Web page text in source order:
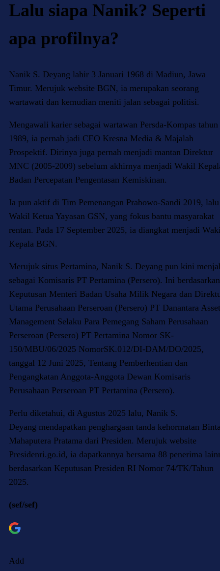
Lalu siapa Nanik? Seperti
apa profilnya?
Nanik S. Deyang lahir 3 Januari 1968 di Madiun, Jawa
Timur. Merujuk website BGN, ia merupakan seorang
wartawati dan kemudian meniti jalan sebagai politisi.
Mengawali karier sebagai wartawan Persda-Kompas tahun
1989, ia pernah jadi CEO Kresna Media & Majalah
Prospektif. Dirinya juga pernah menjadi mantan Direktur
MNC (2005-2009) sebelum akhirnya menjadi Wakil
Badan Percepatan Pengentasan Kemiskinan.
Ia pun aktif di Tim Pemenangan Prabowo-Sandi 2019, lalu
Wakil Ketua Yayasan GSN, yang fokus bantu masyarakat
rentan. Pada 17 September 2025, ia diangkat menjadi
Kepala BGN.
Merujuk situs Pertamina, Nanik S. Deyang pun kini
sebagai Komisaris PT Pertamina (Persero). Ini berdasarkan
Keputusan Menteri Badan Usaha Milik Negara dan
Utama Perusahaan Perseroan (Persero) PT Danantara Asset
Management Selaku Para Pemegang Saham Perusahaan
Perseroan (Persero) PT Pertamina Nomor SK-
150/MBU/06/2025 NomorSK.012/DI-DAM/DO/2025,
tanggal 12 Juni 2025, Tentang Pemberhentian dan
Pengangkatan Anggota-Anggota Dewan Komisaris
Perusahaan Perseroan PT Pertamina (Persero).
Perlu diketahui, di Agustus 2025 lalu, Nanik S.
Deyang mendapatkan penghargaan tanda kehormatan
Mahaputera Pratama dari Presiden. Merujuk website
Presidenri.go.id, ia dapatkannya bersama 88 penerima
berdasarkan Keputusan Presiden RI Nomor 74/TK/Tahun
2025.
(sef/sef)
Add